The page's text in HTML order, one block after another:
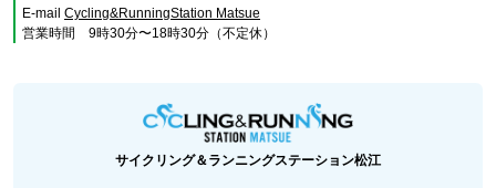
E-mail Cycling&RunningStation Matsue
営業時間 9時30分〜18時30分（不定休）
サイクリング＆ランニングステーション松江